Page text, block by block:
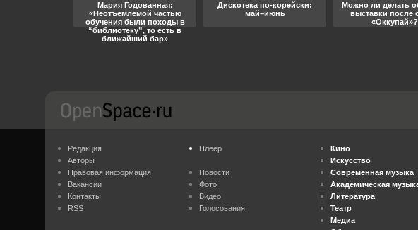
Мария Годованная:
«Неотъемлемой частью
обучения были походы в
“библиотеку”, то есть в
ближайший бар»
Дискотека по-корейски:
май–июнь
Можно ли делать
выставки после
«Оккупай»?
Редакция
Авторы
Правовая информация
Вакансии
Контакты
RSS
Плеер
Новости
Фото
Видео
Голосования
Кино
Искусство
Современная музыка
Академическая
Литература
Театр
Медиа